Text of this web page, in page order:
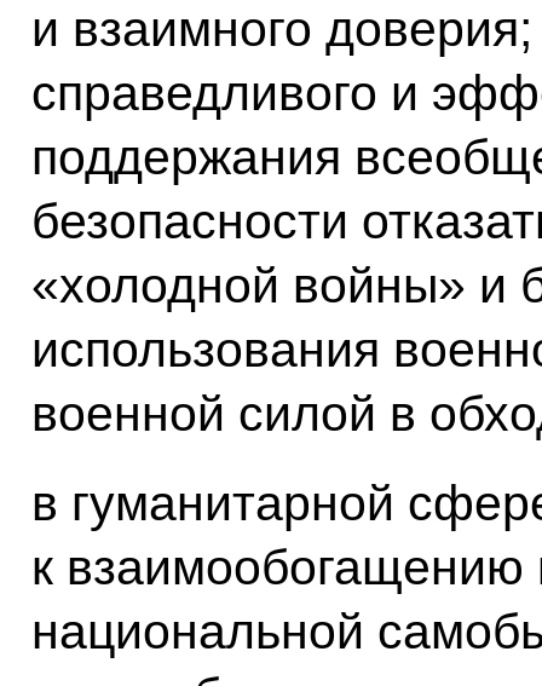
и взаимного доверия;
справедливого и
поддержания
безопасности
«холодной войны» и
использования
военной силой в
в гуманитарной
к взаимообогащению
национальной